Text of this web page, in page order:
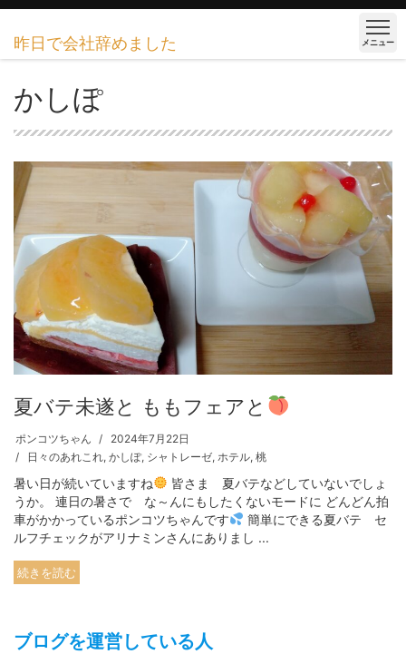
昨日で会社辞めました メニュー
かしぽ
夏バテ未遂と ももフェアと
ポンコツちゃん
2024年7月22日
日々のあれこれ, かしぽ, シャトレーゼ, ホテル, 桃
暑い日が続いていますね
皆さま 夏バテなどしていないでしょ
うか。 連日の暑さで な～んにもしたくないモードに どんどん拍
車がかかっているポンコツちゃんです
簡単にできる夏バテ セ
ルフチェックがアリナミンさんにありまし ...
続きを読む
ブログを運営している人